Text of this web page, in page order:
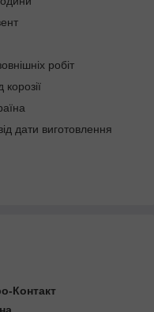
робіт
корозії
дати виготовлення
Контакт